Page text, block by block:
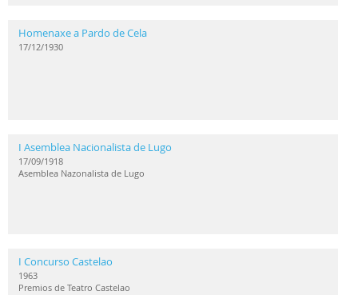
Homenaxe a Pardo de Cela
17/12/1930
I Asemblea Nacionalista de Lugo
17/09/1918
Asemblea Nazonalista de Lugo
I Concurso Castelao
1963
Premios de Teatro Castelao